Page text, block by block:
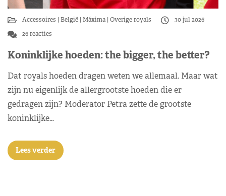
Accessoires België Máxima Overige royals
30 jul 2026
26 reacties
Koninklijke hoeden: the bigger, the better?
Dat royals hoeden dragen weten we allemaal. Maar wat
zijn nu eigenlijk de allergrootste hoeden die er
gedragen zijn? Moderator Petra zette de grootste
koninklijke…
Lees verder